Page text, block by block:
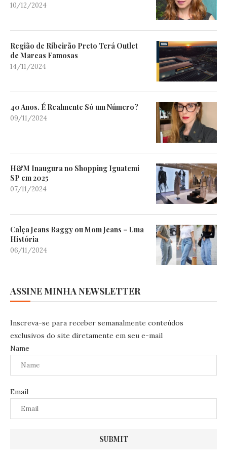
10/12/2024
Região de Ribeirão Preto Terá Outlet
de Marcas Famosas
14/11/2024
40 Anos. É Realmente Só um Número?
09/11/2024
H&M Inaugura no Shopping Iguatemi
SP em 2025
07/11/2024
Calça Jeans Baggy ou Mom Jeans – Uma
História
06/11/2024
ASSINE MINHA NEWSLETTER
Inscreva-se para receber semanalmente conteúdos
exclusivos do site diretamente em seu e-mail
Name
Email